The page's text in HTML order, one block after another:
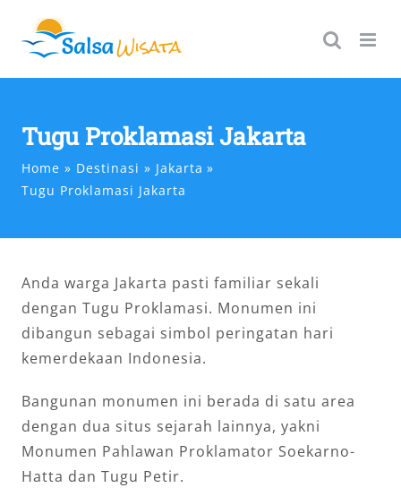
content
Tugu Proklamasi Jakarta
Home Destinasi
Jakarta
Tugu Proklamasi Jakarta
Anda warga Jakarta pasti familiar sekali
dengan Tugu Proklamasi. Monumen ini
dibangun sebagai simbol peringatan hari
kemerdekaan Indonesia.
Bangunan monumen ini berada di satu area
dengan dua situs sejarah lainnya, yakni
Monumen Pahlawan Proklamator Soekarno-
Hatta dan Tugu Petir.